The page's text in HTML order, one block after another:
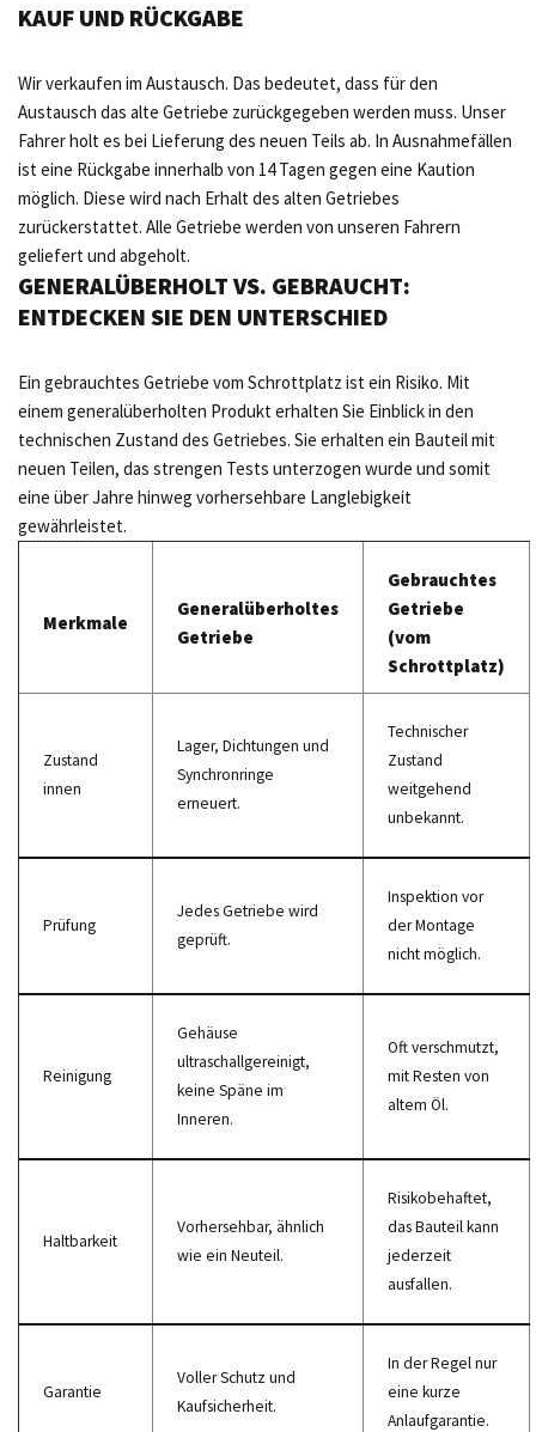
KAUF UND RÜCKGABE
Wir verkaufen im Austausch. Das bedeutet, dass für den
Austausch das alte Getriebe zurückgegeben werden muss. Unser
Fahrer holt es bei Lieferung des neuen Teils ab. In Ausnahmefällen
ist eine Rückgabe innerhalb von 14 Tagen gegen eine Kaution
möglich. Diese wird nach Erhalt des alten Getriebes
zurückerstattet. Alle Getriebe werden von unseren Fahrern
geliefert und abgeholt.
GENERALÜBERHOLT VS. GEBRAUCHT:
ENTDECKEN SIE DEN UNTERSCHIED
Ein gebrauchtes Getriebe vom Schrottplatz ist ein Risiko. Mit
einem generalüberholten Produkt erhalten Sie Einblick in den
technischen Zustand des Getriebes. Sie erhalten ein Bauteil mit
neuen Teilen, das strengen Tests unterzogen wurde und somit
eine über Jahre hinweg vorhersehbare Langlebigkeit
gewährleistet.
Merkmale
Generalüberholtes
Getriebe
Gebrauchtes
Getriebe
(vom
Schrottplatz)
Zustand
innen
Lager, Dichtungen und
Synchronringe
erneuert.
Technischer
Zustand
weitgehend
unbekannt.
Prüfung
Jedes Getriebe wird
geprüft.
Inspektion vor
der Montage
nicht möglich.
Reinigung
Gehäuse
ultraschallgereinigt,
keine Späne im
Inneren.
Oft verschmutzt,
mit Resten von
altem Öl.
Haltbarkeit
Vorhersehbar, ähnlich
wie ein Neuteil.
Risikobehaftet,
das Bauteil kann
jederzeit
ausfallen.
Garantie
Voller Schutz und
Kaufsicherheit.
In der Regel nur
eine kurze
Anlaufgarantie.